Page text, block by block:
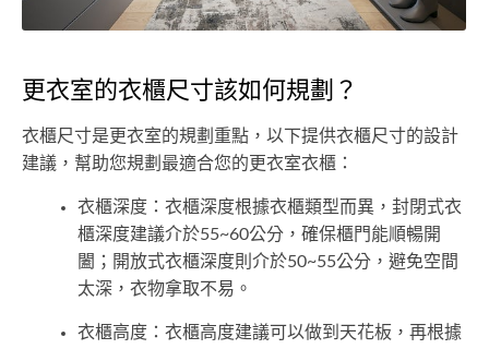
更衣室的衣櫃尺寸該如何規劃？
衣櫃尺寸是更衣室的規劃重點，以下提供衣櫃尺寸的設計
建議，幫助您規劃最適合您的更衣室衣櫃：
衣櫃深度：衣櫃深度根據衣櫃類型而異，封閉式衣
櫃深度建議介於55~60公分，確保櫃門能順暢開
闔；開放式衣櫃深度則介於50~55公分，避免空間
太深，衣物拿取不易。
衣櫃高度：衣櫃高度建議可以做到天花板，再根據